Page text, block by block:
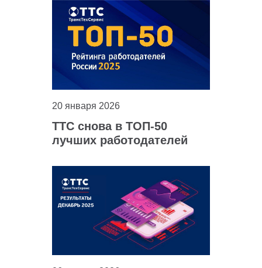
20 января 2026
ТТС снова в ТОП-50
лучших работодателей